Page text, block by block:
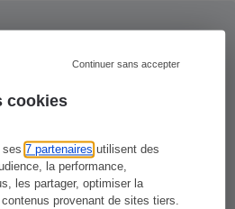
cookies
ses7 partenaires utilisent des
la performance,
les partager, optimiser la
provenant de sites tiers.
Continuer sans accepter